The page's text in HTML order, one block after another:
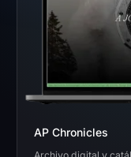
AP Chronicles